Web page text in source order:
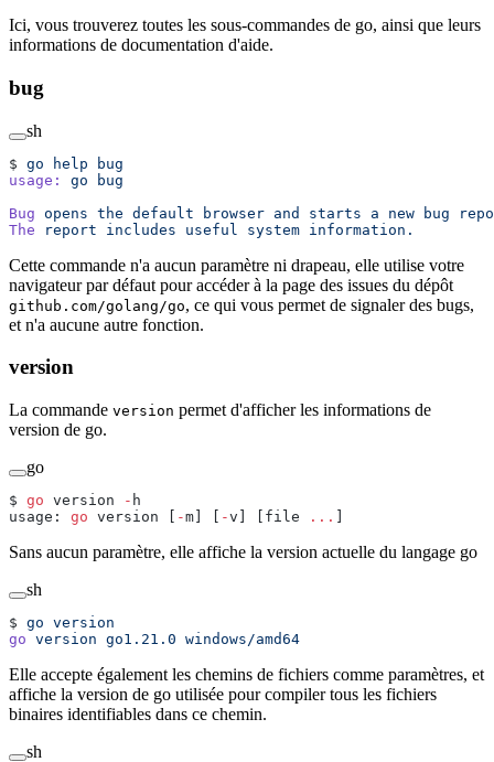
Ici, vous trouverez toutes les sous-commandes de go, ainsi que leurs
informations de documentation d'aide.
bug
sh
$ go help bug
usage:
go bug
Bug opens the default browser and starts a new bug
The report includes useful system information.
Cette commande n'a aucun paramètre ni drapeau, elle utilise votre
navigateur par défaut pour accéder à la page des issues du dépôt
github.com/golang/go, ce qui vous permet de signaler des bugs,
et n'a aucune autre fonction.
version
La commande version permet d'afficher les informations de
version de go.
go
$ go version - h
usage: go version [ -m] [ -v] [file ...
Sans aucun paramètre, elle affiche la version actuelle du langage go
sh
$ go version
go version go1.21.0 windows/amd64
Elle accepte également les chemins de fichiers comme paramètres, et
affiche la version de go utilisée pour compiler tous les fichiers
binaires identifiables dans ce chemin.
sh